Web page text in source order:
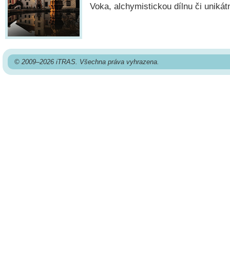
Voka, alchymistickou dílnu či
© 2009–2026 iTRAS. Všechna práva vyhrazena.